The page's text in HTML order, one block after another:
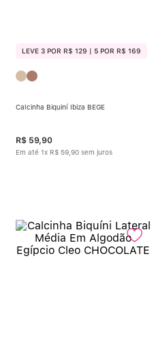
LEVE 3 POR R$ 129 | 5 POR R$ 169
Calcinha Biquiní Ibiza BEGE
R$ 59,90
Em até 1x R$ 59 90 sem juros